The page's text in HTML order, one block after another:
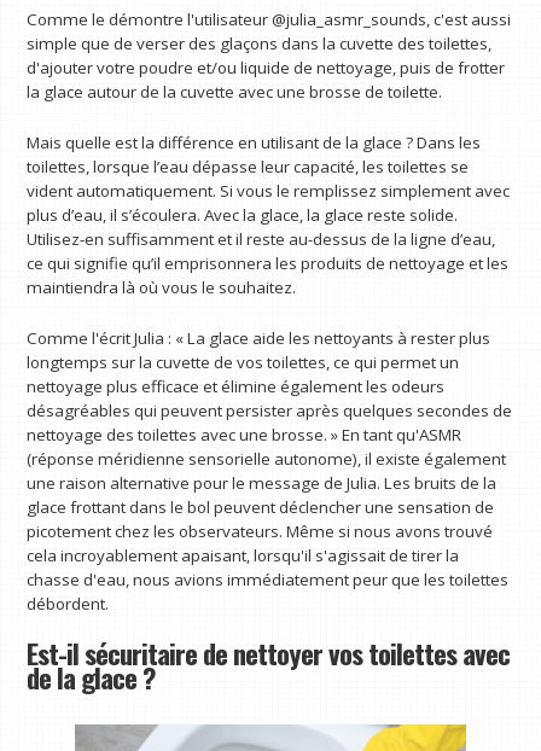
Comme le démontre l'utilisateur @julia_asmr_sounds, c'est aussi
simple que de verser des glaçons dans la cuvette des toilettes,
d'ajouter votre poudre et/ou liquide de nettoyage, puis de frotter
la glace autour de la cuvette avec une brosse de toilette.
Mais quelle est la différence en utilisant de la glace ? Dans les
toilettes, lorsque l’eau dépasse leur capacité, les toilettes se
vident automatiquement. Si vous le remplissez simplement avec
plus d’eau, il s’écoulera. Avec la glace, la glace reste solide.
Utilisez-en suffisamment et il reste au-dessus de la ligne d’eau,
ce qui signifie qu’il emprisonnera les produits de nettoyage et les
maintiendra là où vous le souhaitez.
Comme l'écrit Julia : « La glace aide les nettoyants à rester plus
longtemps sur la cuvette de vos toilettes, ce qui permet un
nettoyage plus efficace et élimine également les odeurs
désagréables qui peuvent persister après quelques secondes de
nettoyage des toilettes avec une brosse. » En tant qu'ASMR
(réponse méridienne sensorielle autonome), il existe également
une raison alternative pour le message de Julia. Les bruits de la
glace frottant dans le bol peuvent déclencher une sensation de
picotement chez les observateurs. Même si nous avons trouvé
cela incroyablement apaisant, lorsqu'il s'agissait de tirer la
chasse d'eau, nous avions immédiatement peur que les toilettes
débordent.
Est-il sécuritaire de nettoyer vos toilettes avec
de la glace ?